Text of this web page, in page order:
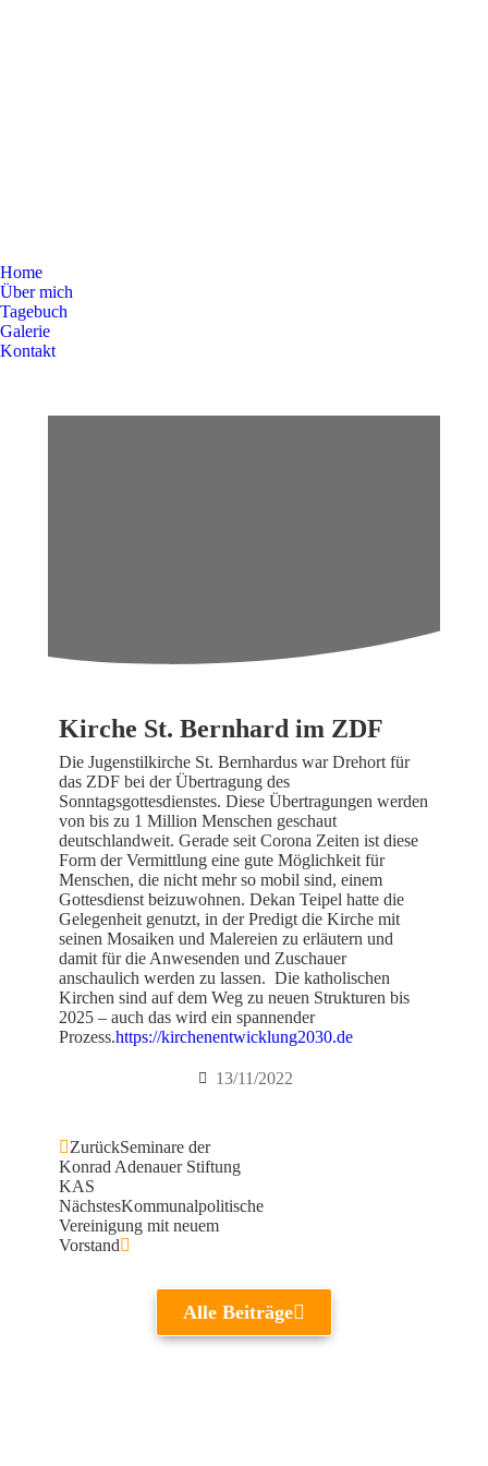
Home
Über mich
Tagebuch
Galerie
Kontakt
Kirche St. Bernhard im ZDF
Die Jugenstilkirche St. Bernhardus war Drehort für
das ZDF bei der Übertragung des
Sonntagsgottesdienstes. Diese Übertragungen werden
von bis zu 1 Million Menschen geschaut
deutschlandweit. Gerade seit Corona Zeiten ist diese
Form der Vermittlung eine gute Möglichkeit für
Menschen, die nicht mehr so mobil sind, einem
Gottesdienst beizuwohnen. Dekan Teipel hatte die
Gelegenheit genutzt, in der Predigt die Kirche mit
seinen Mosaiken und Malereien zu erläutern und
damit für die Anwesenden und Zuschauer
anschaulich werden zu lassen. Die katholischen
Kirchen sind auf dem Weg zu neuen Strukturen bis
2025 – auch das wird ein spannender
Prozess.https://kirchenentwicklung2030.de
13/11/2022
ZurückSeminare der
Konrad Adenauer Stiftung
KAS
NächstesKommunalpolitische
Vereinigung mit neuem
Vorstand
Alle Beiträge